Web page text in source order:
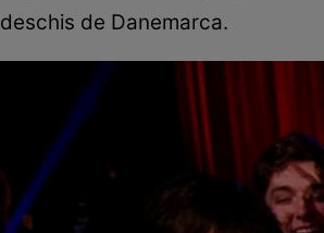
deschis de Danemarca.